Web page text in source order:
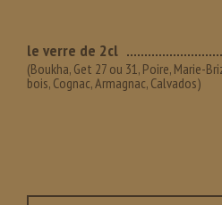
le verre de 2cl
(Boukha, Get 27 ou 31, Poire, Marie-
bois, Cognac, Armagnac, Calvados)